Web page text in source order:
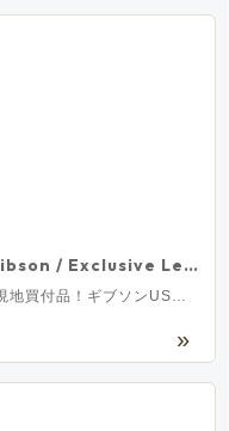
Gibson / Exclusive Les Paul Standard 50s Mahogany Top Vintage Cherry 【実物画像/未展示品】[3.97kg][S/N 227140027]